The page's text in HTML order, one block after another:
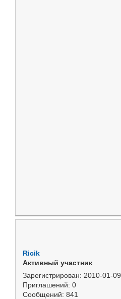
Ricik
Активный участник
Зарегистрирован: 2010-01-09
Приглашений: 0
Сообщений: 841